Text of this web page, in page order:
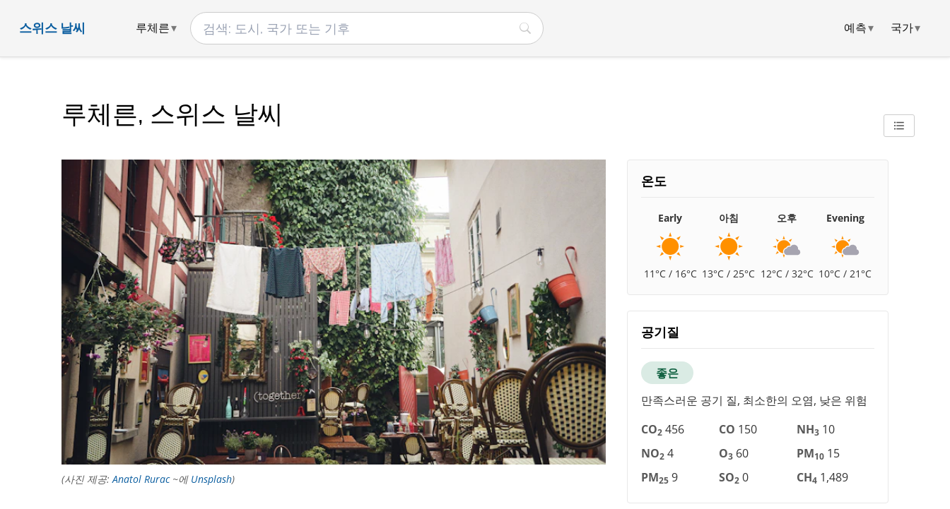
스위스 날씨 루체른 예측▾ 국가▾
루체른, 스위스 날씨
(사진 제공:Anatol Rurac~에 Unsplash)
온도
Early
11°C / 16°C
아침
13°C / 25°C
오후
12°C / 32°C
Evening
10°C / 21°C
공기질
좋은
만족스러운 공기 질, 최소한의 오염, 낮은 위험
CO2 456 CO 150 NH3 10
NO2 4 O3 60 PM10 15
PM25 9 SO2 0 CH4 1,489